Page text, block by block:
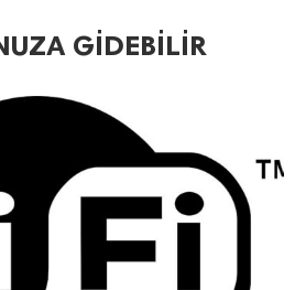
GIDEBILIR